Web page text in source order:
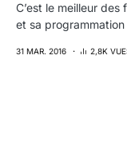
C’est le meilleur
et sa
31 MAR. 2016 2,8K